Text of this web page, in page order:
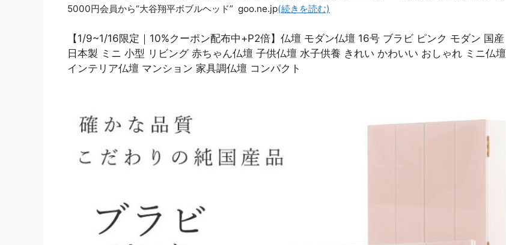
5000円会員から“大谷翔平ボブルヘッド” goo.ne.jp(続きを読む)
【1/9~1/16限定｜10%クーポン配布中+P2倍】仏壇 モダン仏壇 16号 ブラビ ピンク モダン 国産
日本製 ミニ 小型 リビング 赤ちゃん仏壇 子供仏壇 水子供養 きれい かわいい おしゃれ ミニ仏壇
インテリア仏壇 マンション 家具調仏壇 コンパクト